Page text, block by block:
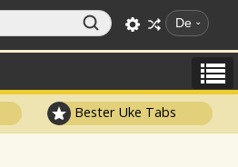
De
Bester Uke Tabs